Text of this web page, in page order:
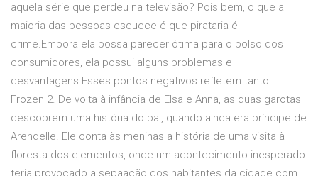
aquela série que perdeu na televisão? Pois bem, o que a
maioria das pessoas esquece é que pirataria é
crime.Embora ela possa parecer ótima para o bolso dos
consumidores, ela possui alguns problemas e
desvantagens.Esses pontos negativos refletem tanto …
Frozen 2. De volta à infância de Elsa e Anna, as duas garotas
descobrem uma história do pai, quando ainda era príncipe de
Arendelle. Ele conta às meninas a história de uma visita à
floresta dos elementos, onde um acontecimento inesperado